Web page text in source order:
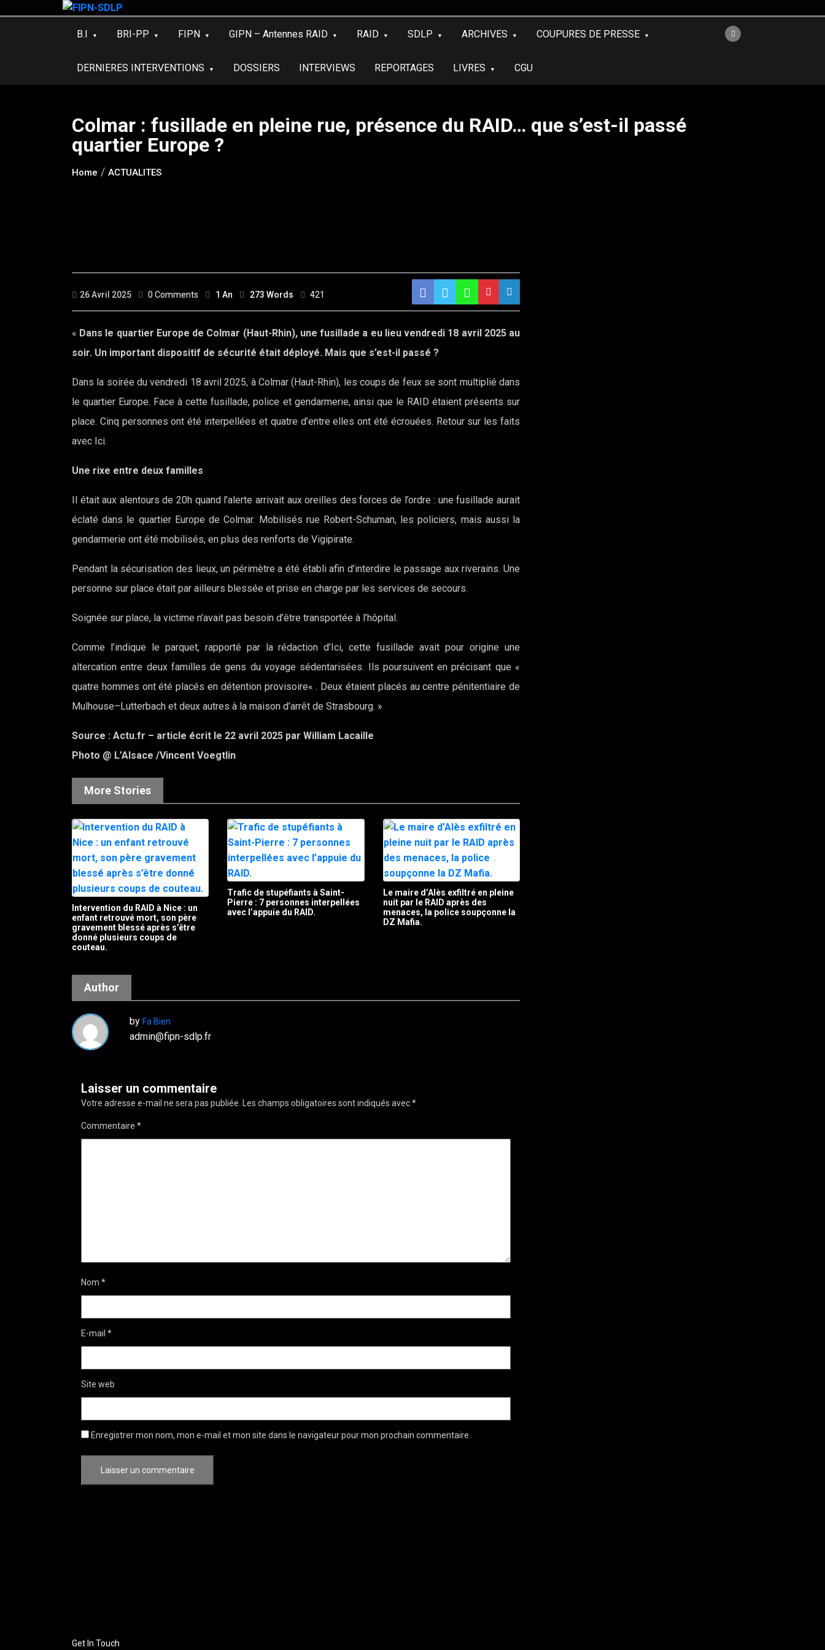
B.I BRI-PP FIPN GIPN – Antennes RAID RAID SDLP ARCHIVES COUPURES DE PRESSE
DERNIERES INTERVENTIONS DOSSIERS INTERVIEWS REPORTAGES LIVRES CGU
Colmar : fusillade en pleine rue, présence du RAID… que s’est-il passé
quartier Europe ?
Home ACTUALITES
26 Avril 2025 0 Comments 1 An 273 Words 421
« Dans le quartier Europe de Colmar (Haut-Rhin), une fusillade a eu lieu vendredi 18 avril 2025 au
soir. Un important dispositif de sécurité était déployé. Mais que s’est-il passé ?
Dans la soirée du vendredi 18 avril 2025, à Colmar (Haut-Rhin), les coups de feux se sont multiplié dans
le quartier Europe. Face à cette fusillade, police et gendarmerie, ainsi que le RAID étaient présents sur
place. Cinq personnes ont été interpellées et quatre d’entre elles ont été écrouées. Retour sur les faits
avec Ici.
Une rixe entre deux familles
Il était aux alentours de 20h quand l’alerte arrivait aux oreilles des forces de l’ordre : une fusillade aurait
éclaté dans le quartier Europe de Colmar. Mobilisés rue Robert-Schuman, les policiers, mais aussi la
gendarmerie ont été mobilisés, en plus des renforts de Vigipirate.
Pendant la sécurisation des lieux, un périmètre a été établi afin d’interdire le passage aux riverains. Une
personne sur place était par ailleurs blessée et prise en charge par les services de secours.
Soignée sur place, la victime n’avait pas besoin d’être transportée à l’hôpital.
Comme l’indique le parquet, rapporté par la rédaction d’Ici, cette fusillade avait pour origine une
altercation entre deux familles de gens du voyage sédentarisées. Ils poursuivent en précisant que «
quatre hommes ont été placés en détention provisoire« . Deux étaient placés au centre pénitentiaire de
Mulhouse–Lutterbach et deux autres à la maison d’arrêt de Strasbourg. »
Source : Actu.fr – article écrit le 22 avril 2025 par William Lacaille
Photo @ L’Alsace /Vincent Voegtlin
More Stories
Intervention du RAID à Nice : un
enfant retrouvé mort, son père
gravement blessé après s’être
donné plusieurs coups de
couteau.
Trafic de stupéfiants à Saint-
Pierre : 7 personnes interpellées
avec l’appuie du RAID.
Le maire d’Alès exfiltré en pleine
nuit par le RAID après des
menaces, la police soupçonne la
DZ Mafia.
Author
by Fa Bien
admin@fipn-sdlp.fr
Laisser un commentaire
Votre adresse e-mail ne sera pas publiée. Les champs obligatoires sont indiqués avec*
Commentaire *
Nom *
E-mail *
Site web
Enregistrer mon nom, mon e-mail et mon site dans le navigateur pour mon prochain commentaire.
Get In Touch